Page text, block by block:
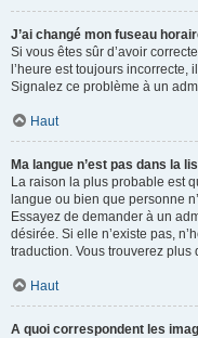
J’ai changé mon fuseau
Si vous êtes sûr d’avoir
l’heure est toujours incorrecte,
Signalez ce problème à un
Haut
Ma langue n’est pas dans la
La raison la plus probable est
langue ou bien que personne
Essayez de demander à un
désirée. Si elle n’existe pas,
traduction. Vous trouverez plus
Haut
A quoi correspondent les